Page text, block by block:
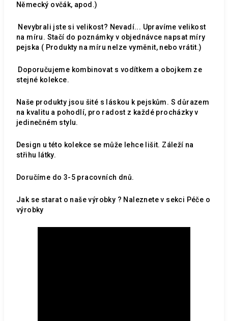
Německý ovčák, apod.)
Nevybrali jste si velikost? Nevadí... Upravíme velikost
na míru. Stačí do poznámky v objednávce napsat míry
pejska ( Produkty na míru nelze vyměnit, nebo vrátit.)
Doporučujeme kombinovat s vodítkem a obojkem ze
stejné kolekce.
Naše produkty jsou šité s láskou k pejskům. S důrazem
na kvalitu a pohodlí, pro radost z každé procházky v
jedinečném stylu.
Design u této kolekce se může lehce lišit. Záleží na
střihu látky.
Doručíme do 3-5 pracovních dnů.
Jak se starat o naše výrobky ? Naleznete v sekci Péče o
výrobky